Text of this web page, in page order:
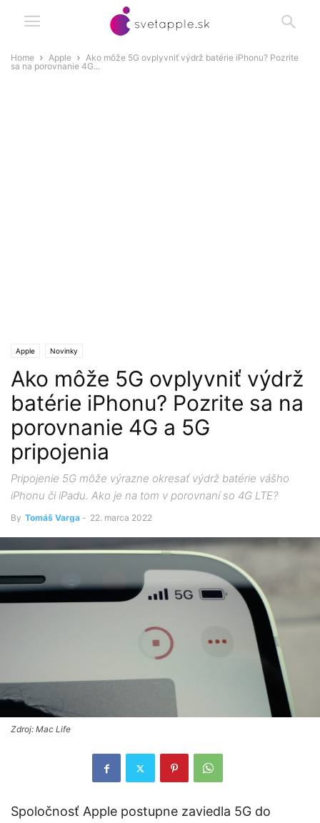
Home Apple
Ako môže 5G ovplyvniť výdrž batérie iPhonu? Pozrite
sa na porovnanie 4G...
Apple Novinky
Ako môže 5G ovplyvniť výdrž
batérie iPhonu? Pozrite sa na
porovnanie 4G a 5G
pripojenia
Pripojenie 5G môže výrazne okresať výdrž batérie vášho
iPhonu či iPadu. Ako je na tom v porovnaní so 4G LTE?
By Tomáš Varga - 22. marca 2022
Zdroj: Mac Life
Spoločnosť Apple postupne zaviedla 5G do